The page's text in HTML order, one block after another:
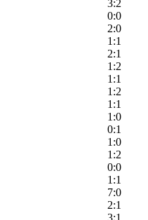
3:2
0:0
2:0
1:1
2:1
1:2
1:1
1:2
1:1
1:0
0:1
1:0
1:2
0:0
1:1
7:0
2:1